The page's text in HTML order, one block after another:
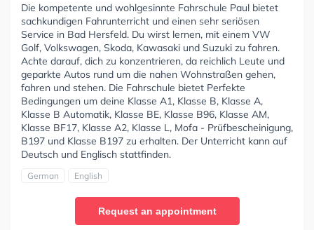
Die kompetente und wohlgesinnte Fahrschule Paul bietet
sachkundigen Fahrunterricht und einen sehr seriösen
Service in Bad Hersfeld. Du wirst lernen, mit einem VW
Golf, Volkswagen, Skoda, Kawasaki und Suzuki zu fahren.
Achte darauf, dich zu konzentrieren, da reichlich Leute und
geparkte Autos rund um die nahen Wohnstraßen gehen,
fahren und stehen. Die Fahrschule bietet Perfekte
Bedingungen um deine Klasse A1, Klasse B, Klasse A,
Klasse B Automatik, Klasse BE, Klasse B96, Klasse AM,
Klasse BF17, Klasse A2, Klasse L, Mofa - Prüfbescheinigung,
B197 und Klasse B197 zu erhalten. Der Unterricht kann auf
Deutsch und Englisch stattfinden.
German English
Request an appointment